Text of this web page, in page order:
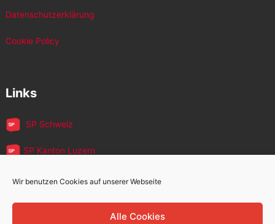
Wir benutzen Cookies auf unserer Webseite
Alle Cookies
Datenschutzerklärung
Cookie Policy
Links
SP Schweiz
SP Kanton Luzern
JUSO Luzern
SP MigrantInnen